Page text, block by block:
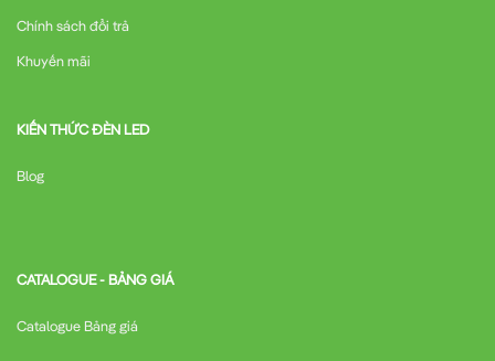
Chính sách đổi trả
Khuyến mãi
KIẾN THỨC ĐÈN LED
Blog
CATALOGUE - BẢNG GIÁ
Catalogue Bảng giá